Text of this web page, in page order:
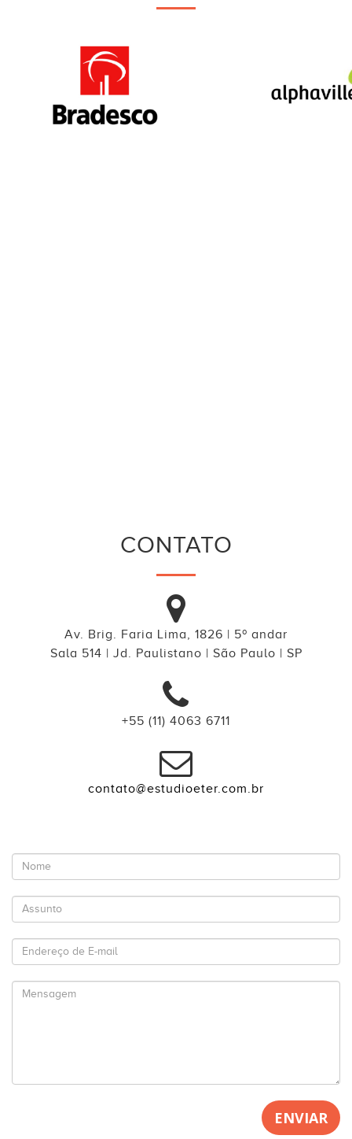
CONTATO
Av. Brig. Faria Lima, 1826 | 5º andar
Sala 514 | Jd. Paulistano | São Paulo | SP
+55 (11) 4063 6711
contato@estudioeter.com.br